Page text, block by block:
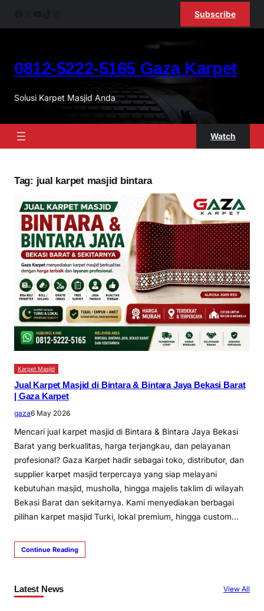
Subscribe
0812-5222-5165 Gaza Karpet
Solusi Karpet Masjid Anda
Watch
Tag: jual karpet masjid bintara
Karpet Masjid
Jual Karpet Masjid di Bintara & Bintara Jaya Bekasi Barat
| Gaza Karpet
gaza6 May 2026
Mencari jual karpet masjid di Bintara & Bintara Jaya Bekasi
Barat yang berkualitas, harga terjangkau, dan pelayanan
profesional? Gaza Karpet hadir sebagai toko, distributor, dan
supplier karpet masjid terpercaya yang siap melayani
kebutuhan masjid, musholla, hingga majelis taklim di wilayah
Bekasi Barat dan sekitarnya. Kami menyediakan berbagai
pilihan karpet masjid Turki, lokal premium, hingga custom…
Continue Reading
Latest News View All